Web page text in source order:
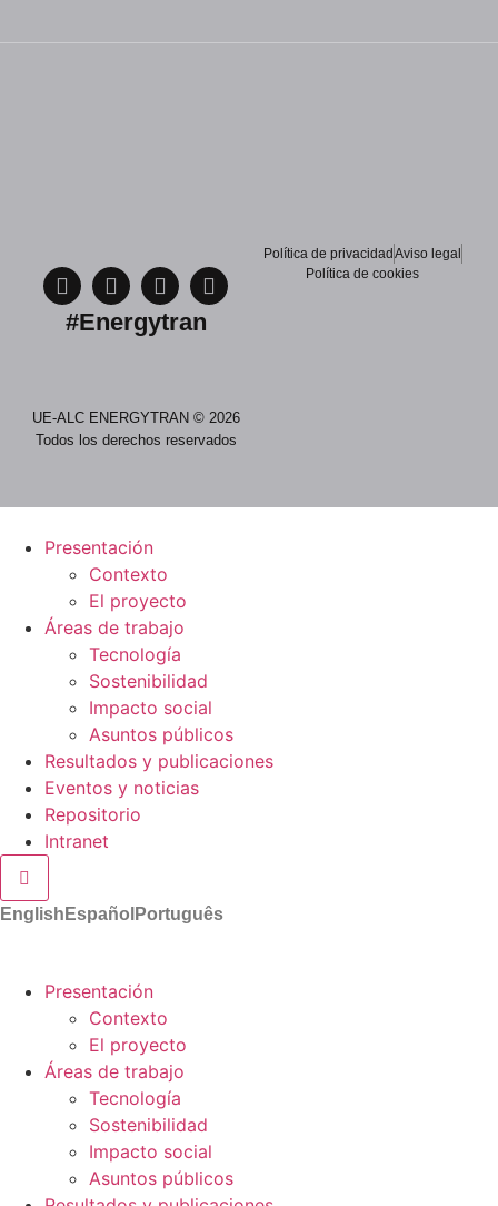
#Energytran
UE-ALC ENERGYTRAN © 2026
Todos los derechos reservados
Política de privacidad Aviso legal
Política de cookies
Presentación
Contexto
El proyecto
Áreas de trabajo
Tecnología
Sostenibilidad
Impacto social
Asuntos públicos
Resultados y publicaciones
Eventos y noticias
Repositorio
Intranet
Menú conmutador hamburguesa
English Español Português
Presentación
Contexto
El proyecto
Áreas de trabajo
Tecnología
Sostenibilidad
Impacto social
Asuntos públicos